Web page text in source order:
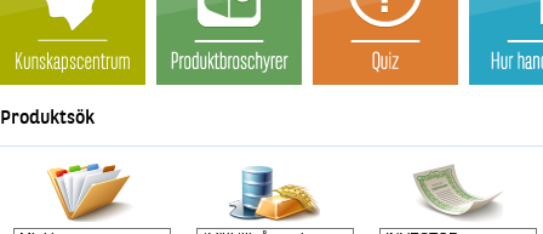
Stoppade & förfallna produkter
Utsålda produkter
Kunskapscentra
Hur handlar jag
Produktsök